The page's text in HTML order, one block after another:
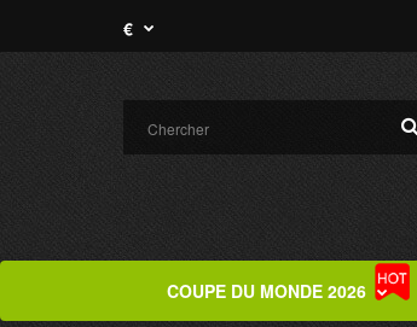
€
COUPE DU MONDE 2026